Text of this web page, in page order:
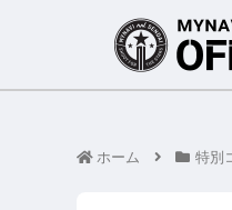
ホーム 特別